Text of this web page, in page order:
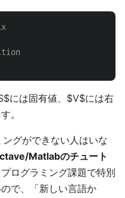
には固有値、$V$には右
。
グができない人はいな
Matlabのチュート
プログラミング課題で特別
で、「新しい言語か